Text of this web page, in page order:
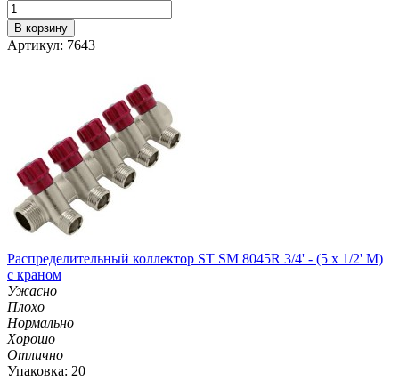
В корзину
Артикул: 7643
Распределительный коллектор ST SM 8045R 3/4' - (5 x 1/2' M)
с краном
Ужасно
Плохо
Нормально
Хорошо
Отлично
Упаковка: 20